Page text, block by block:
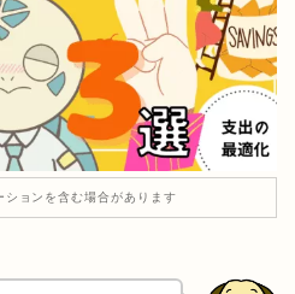
ションを含む場合があります